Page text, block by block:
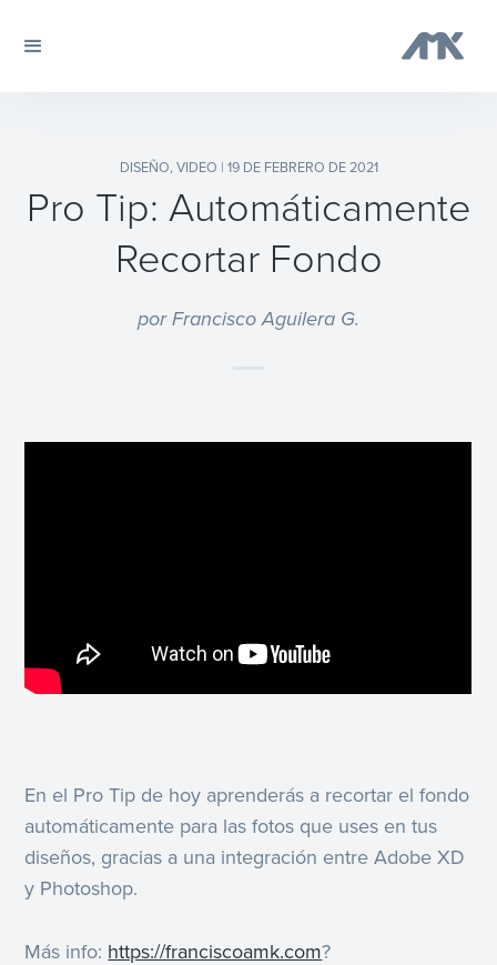
DISEÑO, VIDEO | 19 DE FEBRERO DE 2021
Pro Tip: Automáticamente
Recortar Fondo
por Francisco Aguilera G.
En el Pro Tip de hoy aprenderás a recortar el fondo
automáticamente para las fotos que uses en tus
diseños, gracias a una integración entre Adobe XD
y Photoshop.
Más info: https://franciscoamk.com?